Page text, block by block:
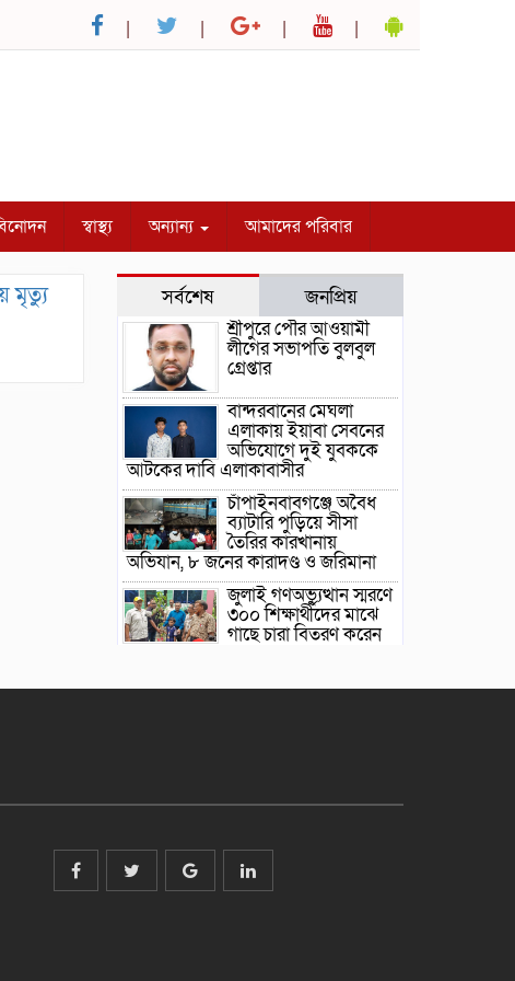
স্বাস্থ্য অন্যান্য আমাদের পরিবার
মৃত্যু
সর্বশেষ জনপ্রিয়
শ্রীপুরে পৌর আওয়ামী
লীগের সভাপতি বুলবুল
গ্রেপ্তার
বান্দরবানের মেঘলা
এলাকায় ইয়াবা সেবনের
অভিযোগে দুই যুবককে
আটকের দাবি এলাকাবাসীর
চাঁপাইনবাবগঞ্জে অবৈধ
ব্যাটারি পুড়িয়ে সীসা
তৈরির কারখানায়
অভিযান, ৮ জনের কারাদণ্ড ও জরিমানা
জুলাই গণঅভ্যুত্থান স্মরণে
৩০০ শিক্ষার্থীদের মাঝে
গাছে চারা বিতরণ করেন
উপলক্ষে চাঁপাইনবাবগঞ্জ
ধান উপড়ে ফেলার
নেতাকর্মীদের বাঁধভাঙা
উল্লাস: লোহাগড়ায়
বিএনপির ৪ নেতার